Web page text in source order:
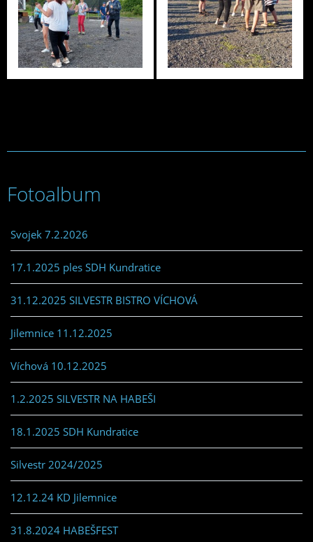
Fotoalbum
Svojek 7.2.2026
17.1.2025 ples SDH Kundratice
31.12.2025 SILVESTR BISTRO VÍCHOVÁ
Jilemnice 11.12.2025
Víchová 10.12.2025
1.2.2025 SILVESTR NA HABEŠI
18.1.2025 SDH Kundratice
Silvestr 2024/2025
12.12.24 KD Jilemnice
31.8.2024 HABEŠFEST